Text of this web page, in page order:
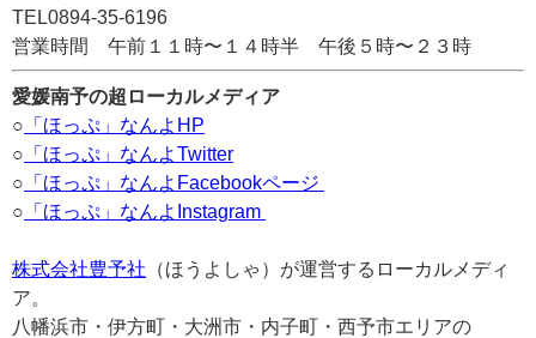
TEL0894-35-6196
営業時間 午前１１時〜１４時半 午後５時〜２３時
愛媛南予の超ローカルメディア
○ 「ほっぷ」なんよHP
○ 「ほっぷ」なんよTwitter
○ 「ほっぷ」なんよFacebookページ
○ 「ほっぷ」なんよInstagram
株式会社豊予社 （ほうよしゃ）が運営するローカルメディ
ア。
八幡浜市・伊方町・大洲市・内子町・西予市エリアの